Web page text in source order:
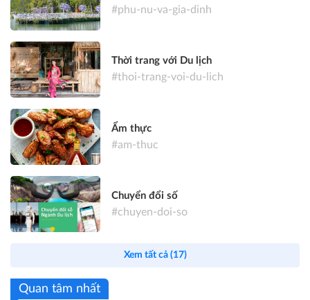
#phu-nu-va-gia-dinh
Thời trang với Du lịch
#thoi-trang-voi-du-lich
Ẩm thực
#am-thuc
Chuyển đổi số
#chuyen-doi-so
Xem tất cả (17)
Quan tâm nhất